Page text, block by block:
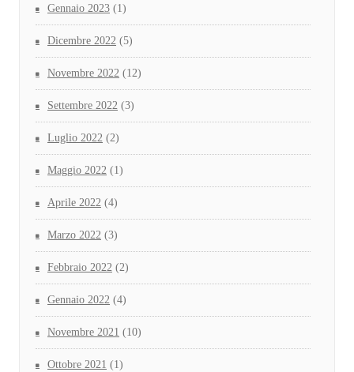
Gennaio 2023 (1)
Dicembre 2022 (5)
Novembre 2022 (12)
Settembre 2022 (3)
Luglio 2022 (2)
Maggio 2022 (1)
Aprile 2022 (4)
Marzo 2022 (3)
Febbraio 2022 (2)
Gennaio 2022 (4)
Novembre 2021 (10)
Ottobre 2021 (1)